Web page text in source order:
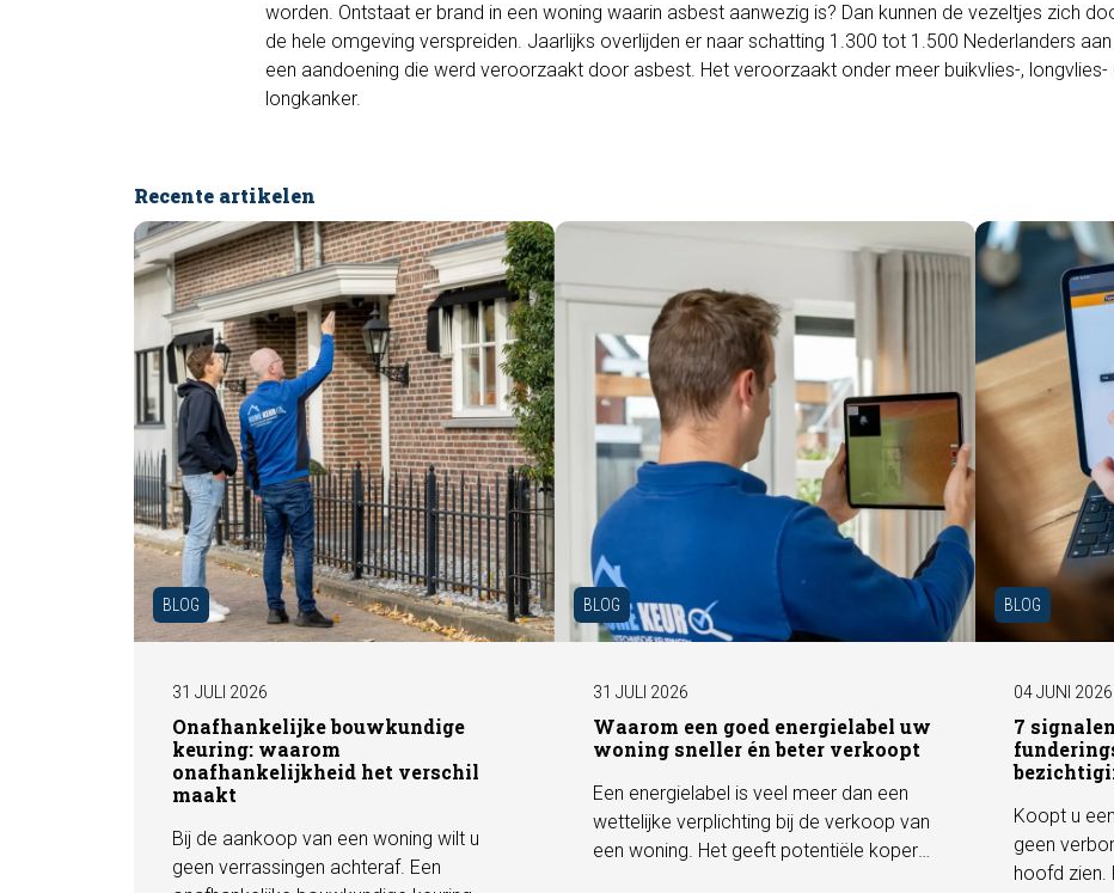
worden. Ontstaat er brand in een woning waarin asbest aanwezig is? Dan kunnen de vezeltjes zich
de hele omgeving verspreiden. Jaarlijks overlijden er naar schatting 1.300 tot 1.500 Nederlanders aan
een aandoening die werd veroorzaakt door asbest. Het veroorzaakt onder meer buikvlies-, longvlies-
longkanker.
Recente artikelen
BLOG
31 JULI 2026
Onafhankelijke bouwkundige
keuring: waarom
onafhankelijkheid het verschil
maakt
Bij de aankoop van een woning wilt u
geen verrassingen achteraf. Een
BLOG
31 JULI 2026
Waarom een goed energielabel uw
woning sneller én beter verkoopt
Een energielabel is veel meer dan een
wettelijke verplichting bij de verkoop van
een woning. Het geeft potentiële kopers
BLOG
04 JUNI 2026
7
Koopt u
geen
hoofd zien.